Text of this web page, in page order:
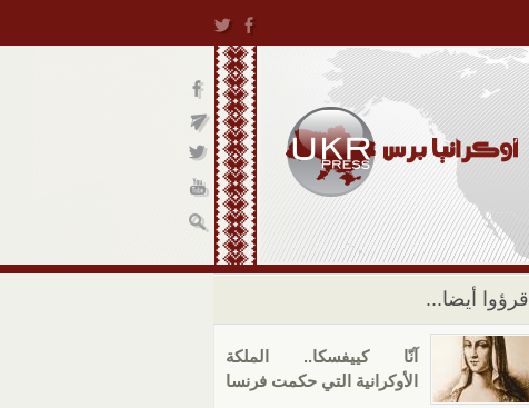
اقرؤوا أيضا...
آنّا كييفسكا.. الملكة
الأوكرانية التي حكمت فرنسا